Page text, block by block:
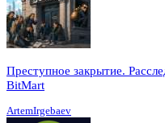
Преступное закрытие.
BitMart
ArtemIrgebaev